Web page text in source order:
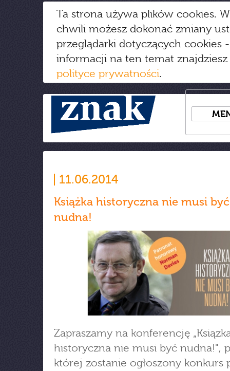
Ta strona używa plików cookies.
chwili możesz dokonać zmiany
przeglądarki dotyczących cookies
informacji na ten temat
polityce prywatności.
11.06.2014
Książka historyczna nie musi być
nudna!
Zapraszamy na konferencję
historyczna nie musi być nudna!",
której zostanie ogłoszony konkurs